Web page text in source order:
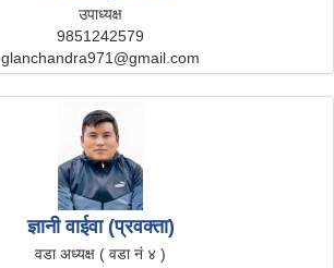
उपाध्यक्ष
9851242579
glanchandra971@gmail.com
ज्ञानी वाईवा (प्रवक्ता)
वडा अध्यक्ष ( वडा नं ४ )